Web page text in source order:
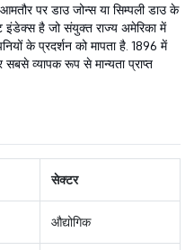
पर डाउ जोन्स या सिम्पली डाउ के
इंडेक्स है जो संयुक्त राज्य अमेरिका में
के प्रदर्शन को मापता है. 1896 में
व्यापक रूप से मान्यता प्राप्त
सेक्टर
औद्योगिक